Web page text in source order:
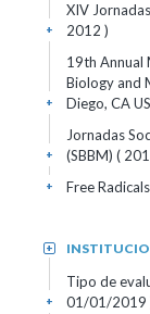
XIV
2012 )
+
19th Annual
Biology and
Diego, CA
+
Jornadas
(SBBM) (
+
Free
+
+
Tipo de
01/01/2019
+